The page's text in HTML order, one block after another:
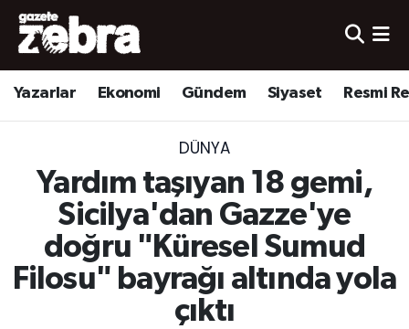
Yazarlar Ekonomi Gündem Siyaset Resmi
DÜNYA
Yardım taşıyan 18 gemi,
Sicilya'dan Gazze'ye
doğru "Küresel Sumud
Filosu" bayrağı altında yola
çıktı
Yazarlar
Ekonomi
Yerel
Spor
Nöbetçi Eczaneler
Hava Durumu
Süper Lig Puan Durumu ve Fikstür
Tüm Manşetler
Son Dakika Haberleri